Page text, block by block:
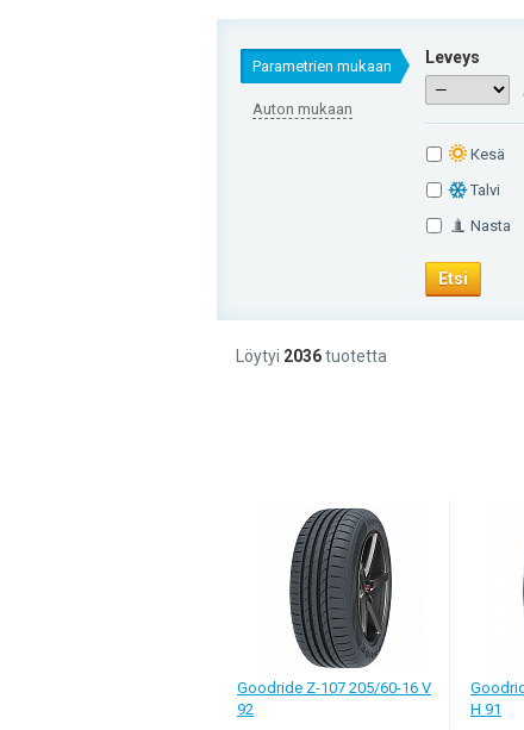
Parametrien mukaan
Auton mukaan
Leveys
Кesä
Talvi
Nasta
Etsi
Löytyi 2036tuotetta
enemmän kuin vastauksia, ja päätös
tyyppi, hinta ja sinun ajotyyli. Sitten on
kallein. Voit aina ostaa halvemmat
säästää ostaessasi kesärenkaat.
Kesärenkaiden
Tutustu autonvalmistajan
Teiden laatu ja sinun ajotyylisi
Goodride Z-107 205/60-16 V
92
H 91